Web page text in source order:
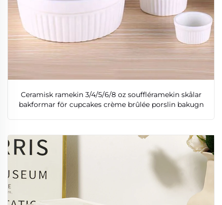
Ceramisk ramekin 3/4/5/6/8 oz souffléramekin skålar
bakformar för cupcakes crème brûlée porslin bakugn